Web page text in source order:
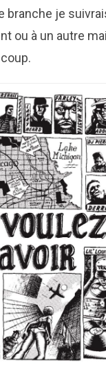
branche je
ou à un autre